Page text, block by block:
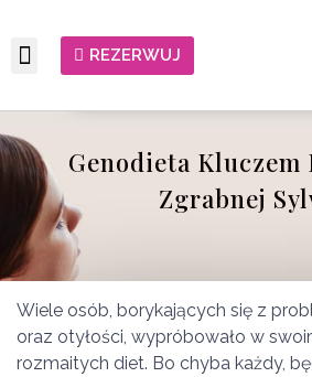
REZERWUJ
Genodieta
Zgrabnej
Wiele osób, borykających się z
oraz otyłości, wypróbowało w
rozmaitych diet. Bo chyba każdy,